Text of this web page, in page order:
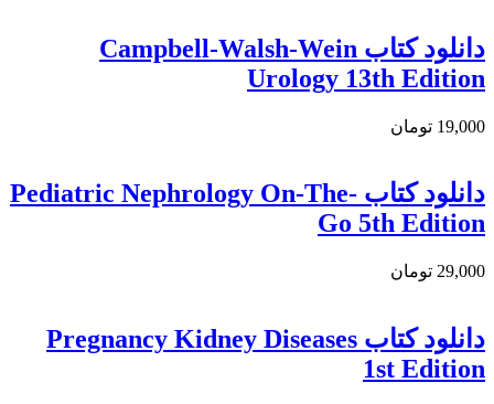
دانلود کتاب Campbell-Walsh-Wein
Urology 13th Edition
19,000 تومان
دانلود کتاب Pediatric Nephrology On-The-
Go 5th Edition
29,000 تومان
دانلود کتاب Pregnancy Kidney Diseases
1st Edition